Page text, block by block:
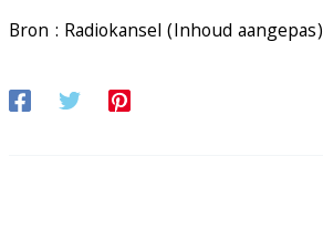
Bron : Radiokansel (Inhoud aangepas)